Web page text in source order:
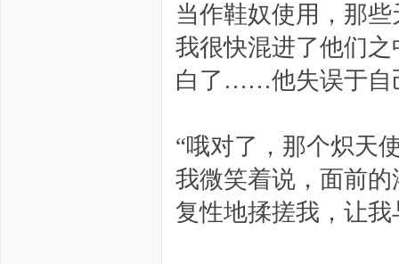
当作鞋奴使用，那
我很快混进了他们
白了……他失误于自
“哦对了，那个炽天
我微笑着说，面前
复性地揉搓我，让